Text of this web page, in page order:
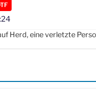
Herd, eine verletzte